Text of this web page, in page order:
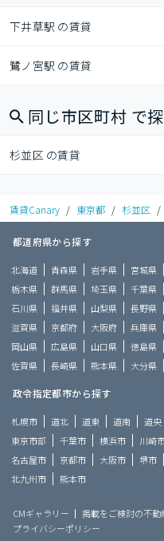
下井草駅 の賃貸
鷺ノ宮駅 の賃貸
同じ市区町村 で
杉並区 の賃貸
賃貸Canary / 東京都 / 杉並区 /
都道府県から探す
北海道 青森県 岩手県 宮城県
栃木県
群馬県 埼玉県 千葉県
石川県
福井県 山梨県 長野県
滋賀県
京都府 大阪府 兵庫県
岡山県
広島県 山口県 徳島県
佐賀県
長崎県 熊本県 大分県
政令指定都市から探す
札幌市 道北 道東 道南 道央
東京市部
千葉市 横浜市 川崎
名古屋市
京都市 大阪市 堺市
北九州市
熊本市
CMギャラリー 掲載をご検討の不動
プライバシーポリシー